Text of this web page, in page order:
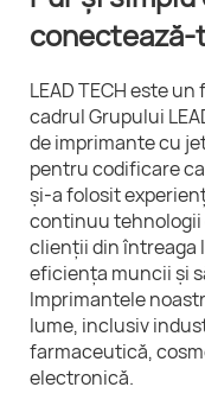
conectează-
LEAD TECH este
cadrul Grupului
de imprimante cu
pentru codificare
și-a folosit
continuu tehnologii
clienții din întreaga
eficiența muncii și
Imprimantele
lume, inclusiv
farmaceutică,
electronică.